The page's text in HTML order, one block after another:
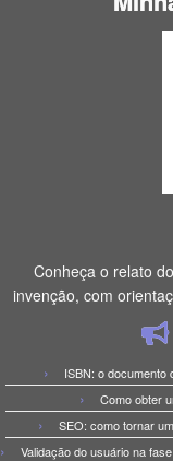
Conheça o relato
invenção, com
ISBN: o documento
Como obter
SEO: como tornar
Validação do usuário na